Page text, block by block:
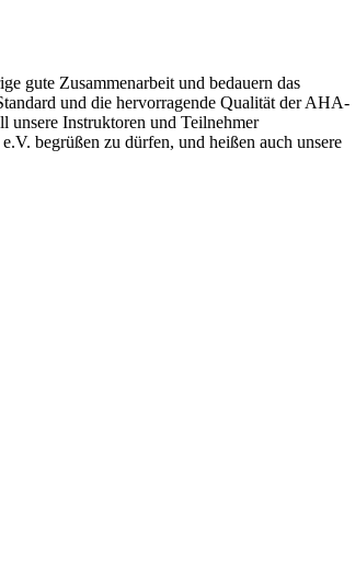
gute Zusammenarbeit und bedauern das
und die hervorragende Qualität der AHA-
unsere Instruktoren und Teilnehmer
begrüßen zu dürfen, und heißen auch unsere